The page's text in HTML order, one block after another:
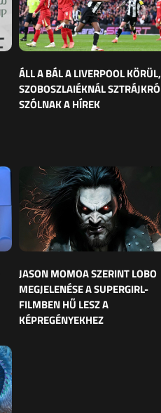
ÁLL A BÁL A LIVERPOOL KÖRÜL,
SZOBOSZLAIÉKNÁL
SZÓLNAK A HÍREK
JASON MOMOA SZERINT LOBO
MEGJELENÉSE A SUPERGIRL-
FILMBEN HŰ LESZ A
KÉPREGÉNYEKHEZ